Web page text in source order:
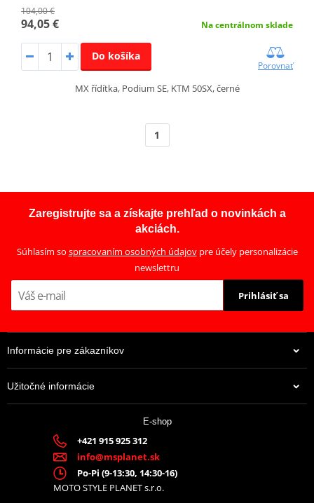
104,00 €
94,05 € Na centrálnom sklade
Do košíka
Porovnať
MX řídítka, Podium SE, KTM 50SX, černé
1
Zaregistrujte sa a získajte prehľad o novinkách a
akciách.
Súhlasím so spracovaním osobných údajovpre účely personalizácie
newslettru
Prihlásiť sa
Informácie pre zákazníkov
Užitočné informácie
E-shop
+421 915 925 312
info@msplanet.sk
Po-Pi (9-13:30, 14:30-16)
MOTO STYLE PLANET s.r.o.